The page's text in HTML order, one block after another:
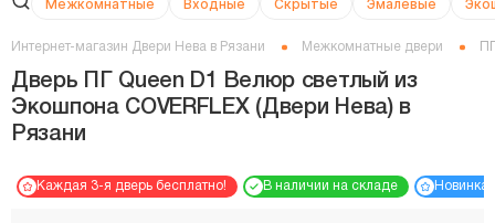
Межкомнатные Входные Скрытые Эмалевые
Интернет-магазин Двери Нева в Рязани Межкомнатные двери
Дверь ПГ Queen D1 Велюр светлый из
Экошпона COVERFLEX (Двери Нева) в
Рязани
Каждая 3-я дверь бесплатно! В наличии на складе Новинка